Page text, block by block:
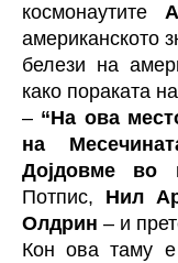
космонаутите
американското
белези на
како пораката
– “На ова
на
Дојдовме во
Потпис, Нил
Олдрин – и
Кон ова таму